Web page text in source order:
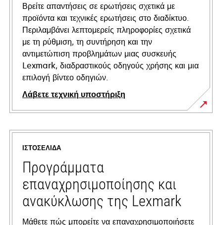
Βρείτε απαντήσεις σε ερωτήσεις σχετικά με
προϊόντα και τεχνικές ερωτήσεις στο διαδίκτυο.
Περιλαμβάνει λεπτομερείς πληροφορίες σχετικά
με τη ρύθμιση, τη συντήρηση και την
αντιμετώπιση προβλημάτων μιας συσκευής
Lexmark, διαδραστικούς οδηγούς χρήσης και μια
επιλογή βίντεο οδηγιών.
Λάβετε τεχνική υποστήριξη
opens
in
new
tab
ΙΣΤΟΣΕΛΊΔΑ
Προγράμματα
επαναχρησιμοποίησης και
ανακύκλωσης της Lexmark
Μάθετε πώς μπορείτε να επαναχρησιμοποιήσετε